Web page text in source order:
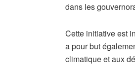
dans les
Cette initiative est
a pour but
climatique et aux